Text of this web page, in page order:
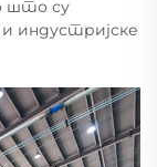
што су
индустријске